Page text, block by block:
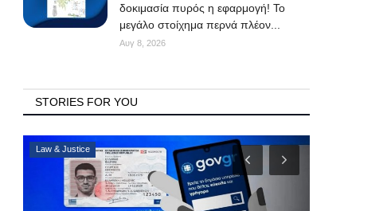
δοκιμασία πυρός η εφαρμογή! Το
μεγάλο στοίχημα περνά πλέον...
Αυγ 8, 2026
STORIES FOR YOU
Mykonos Δ.Ε.Υ.Α. Μυκόνου